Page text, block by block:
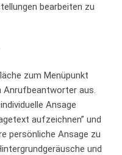
bearbeiten zu
zum Menüpunkt
Anrufbeantworter⁤ aus.
Ansage⁤
aufzeichnen” und‌
persönliche Ansage zu
und⁢